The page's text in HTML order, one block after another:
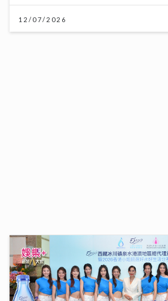
12/07/2026